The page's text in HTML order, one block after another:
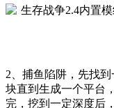
2、捕鱼陷阱，先找
块直到生成一个平台
完，挖到一定深度后